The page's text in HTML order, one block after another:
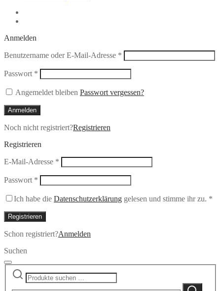
Anmelden
Benutzername oder E-Mail-Adresse * Erforderlich
Passwort * Erforderlich
Angemeldet bleiben Passwort vergessen?
Anmelden
Noch nicht registriert?Registrieren
Registrieren
E-Mail-Adresse * Erforderlich
Passwort * Erforderlich
Ich habe die Datenschutzerklärung gelesen und stimme ihr zu. *
Registrieren
Schon registriert?Anmelden
Suchen
Suchen
nach:
Suchen